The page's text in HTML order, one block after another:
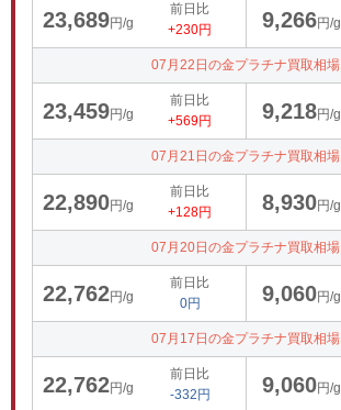
23,689円/g
前日比
+230円
9,266円/g
07月22日の金プラチナ買取相場
23,459円/g
前日比
+569円
9,218円/g
07月21日の金プラチナ買取相場
22,890円/g
前日比
+128円
8,930円/g
07月20日の金プラチナ買取相場
22,762円/g
前日比
0円
9,060円/g
07月17日の金プラチナ買取相場
22,762円/g
前日比
-332円
9,060円/g